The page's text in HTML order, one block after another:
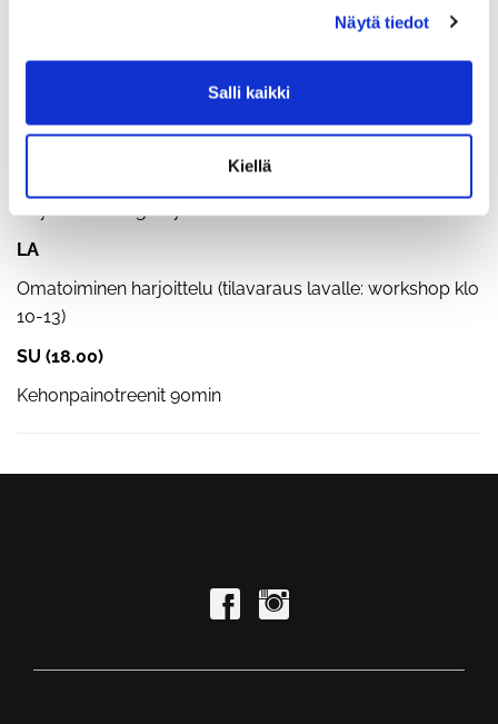
Näytä tiedot
Salli kaikki
Kiellä
6x rinnalleveto riipusta
LA
Omatoiminen harjoittelu (tilavaraus lavalle: workshop klo
10-13)
SU (18.00)
Kehonpainotreenit 90min